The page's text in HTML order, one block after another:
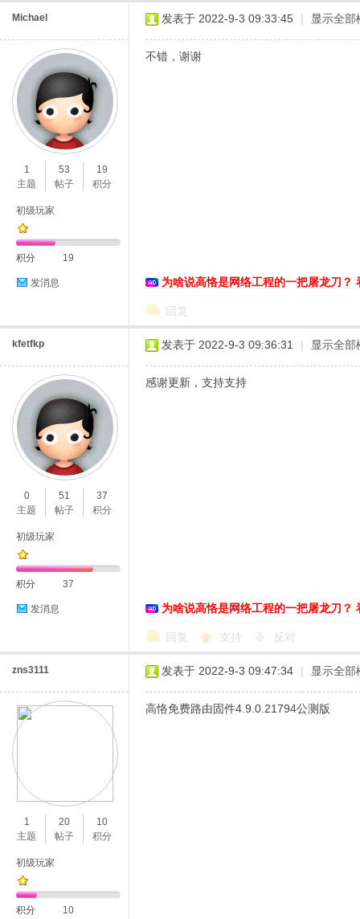
Michael
1
主题
53
帖子
19
积分
初级玩家
积分 19
发消息
发表于 2022-9-3 09:33:45 | 显示全部
不错，谢谢
为啥说高恪是网络工程的一把屠龙刀？
回复
kfetfkp
0
主题
51
帖子
37
积分
初级玩家
积分 37
发消息
发表于 2022-9-3 09:36:31 | 显示全部
感谢更新，支持支持
为啥说高恪是网络工程的一把屠龙刀？
回复 支持 反对
zns3111
1
主题
20
帖子
10
积分
初级玩家
积分 10
发表于 2022-9-3 09:47:34 | 显示全部
高恪免费路由固件4.9.0.21794公测版